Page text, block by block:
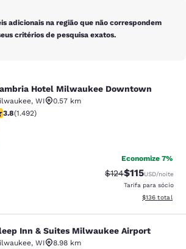
adicionais na região que não correspondem
critérios de pesquisa exatos.
Milwaukee
Hotel Milwaukee Downtown
, WI
0.57 km
3.81 estrelas. Bom. 1492 avaliações
3.8(1.492)
Economize 7%
Tarifa anterior
$124Tarifa com
$115USD/noite
Tarifa para sócio
Exibir
$136 total
Suites Milwaukee
Inn & Suites Milwaukee Airport
, WI
8.98 km